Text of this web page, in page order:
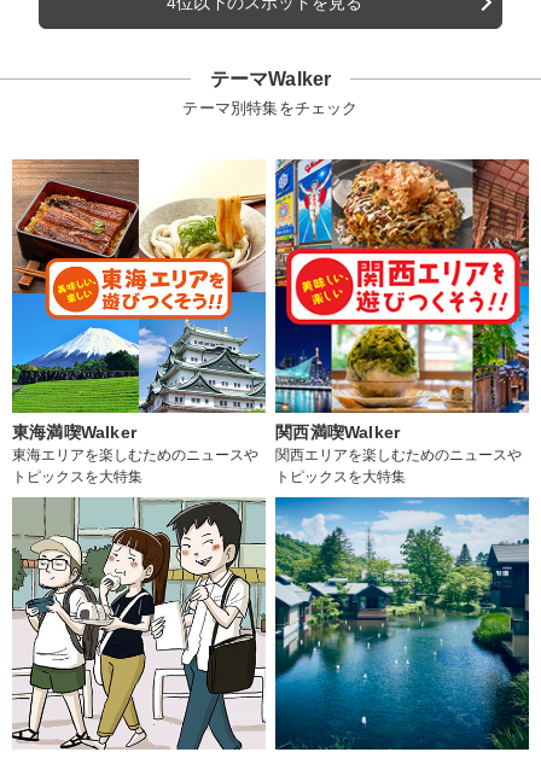
テーマWalker
テーマ別特集をチェック
東海満喫Walker
東海エリアを楽しむためのニュースや
トピックスを大特集
関西満喫Walker
関西エリアを楽しむためのニュースや
トピックスを大特集